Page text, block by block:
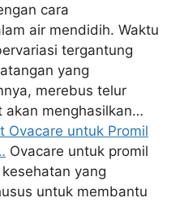
cara
air mendidih. Waktu
tergantung
yang
merebus telur
akan menghasilkan…
Ovacare untuk Promil
Ovacare untuk promil
yang
untuk membantu